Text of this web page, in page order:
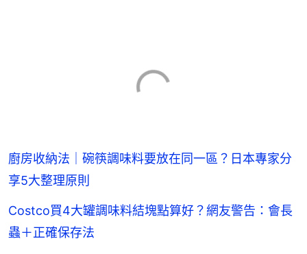
廚房收納法｜碗筷調味料要放在同一區？日本專家分
享5大整理原則
Costco買4大罐調味料結塊點算好？網友警告：會長
蟲＋正確保存法